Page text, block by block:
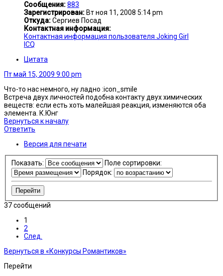
Сообщения:883
Зарегистрирован: Вт ноя 11, 2008 5:14 pm
Откуда:Сергиев Посад
Контактная информация:
Контактная информация пользователя Joking Girl
ICQ
Цитата
Пт май 15, 2009 9:00 pm
Что-то нас немного, ну ладно :icon_smile
Встреча двух личностей подобна контакту двух химических
веществ: если есть хоть малейшая реакция, изменяются оба
элемента. К.Юнг
Вернуться к началу
Ответить
Версия для печати
Показать:
Поле сортировки:
Порядок:
37 сообщений
1
2
След.
Вернуться в «Конкурсы Романтиков»
Перейти